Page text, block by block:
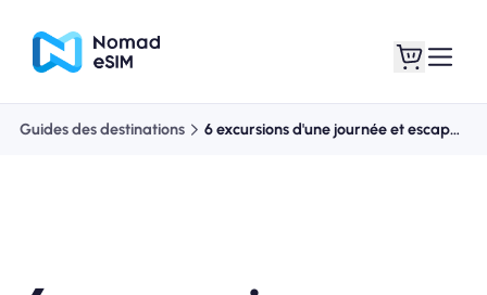
Guides des destinations 6 excursions d'une journée et escapades